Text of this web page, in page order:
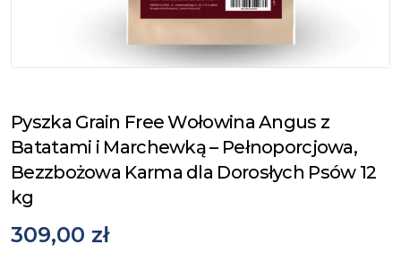
Pyszka Grain Free Wołowina Angus z
Batatami i Marchewką – Pełnoporcjowa,
Bezzbożowa Karma dla Dorosłych Psów 12
kg
309,00 zł